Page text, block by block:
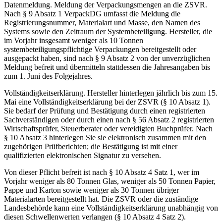
Datenmeldung. Meldung der Verpackungsmengen an die ZSVR.
Nach § 9 Absatz 1 VerpackDG umfasst die Meldung die
Registrierungsnummer, Materialart und Masse, den Namen des
Systems sowie den Zeitraum der Systembeteiligung. Hersteller, die
im Vorjahr insgesamt weniger als 10 Tonnen
systembeteiligungspflichtige Verpackungen bereitgestellt oder
ausgepackt haben, sind nach § 9 Absatz 2 von der unverzüglichen
Meldung befreit und übermitteln stattdessen die Jahresangaben bis
zum 1. Juni des Folgejahres.
Vollständigkeitserklärung. Hersteller hinterlegen jährlich bis zum 15.
Mai eine Vollständigkeitserklärung bei der ZSVR (§ 10 Absatz 1).
Sie bedarf der Prüfung und Bestätigung durch einen registrierten
Sachverständigen oder durch einen nach § 56 Absatz 2 registrierten
Wirtschaftsprüfer, Steuerberater oder vereidigten Buchprüfer. Nach
§ 10 Absatz 3 hinterlegen Sie sie elektronisch zusammen mit den
zugehörigen Prüfberichten; die Bestätigung ist mit einer
qualifizierten elektronischen Signatur zu versehen.
Von dieser Pflicht befreit ist nach § 10 Absatz 4 Satz 1, wer im
Vorjahr weniger als 80 Tonnen Glas, weniger als 50 Tonnen Papier,
Pappe und Karton sowie weniger als 30 Tonnen übriger
Materialarten bereitgestellt hat. Die ZSVR oder die zuständige
Landesbehörde kann eine Vollständigkeitserklärung unabhängig von
diesen Schwellenwerten verlangen (§ 10 Absatz 4 Satz 2).